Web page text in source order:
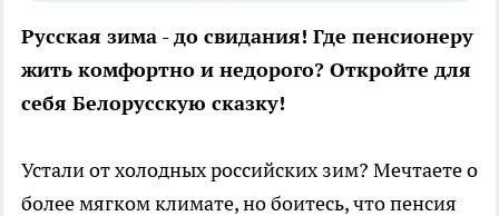
Русская зима - до свидания! Где пенсионеру
жить комфортно и недорого? Откройте для
себя Белорусскую сказку!
Устали от холодных российских зим? Мечтаете о
более мягком климате, но боитесь, что пенсия